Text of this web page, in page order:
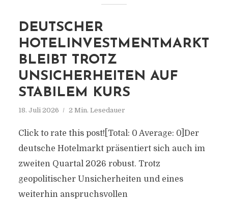
DEUTSCHER
HOTELINVESTMENTMARKT
BLEIBT TROTZ
UNSICHERHEITEN AUF
STABILEM KURS
18. Juli 2026 2 Min. Lesedauer
Click to rate this post![Total: 0 Average: 0]Der
deutsche Hotelmarkt präsentiert sich auch im
zweiten Quartal 2026 robust. Trotz
geopolitischer Unsicherheiten und eines
weiterhin anspruchsvollen